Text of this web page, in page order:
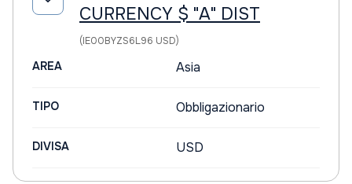
CURRENCY $ "A" DIST
(IE00BYZS6L96 USD)
AREA Asia
TIPO Obbligazionario
DIVISA USD